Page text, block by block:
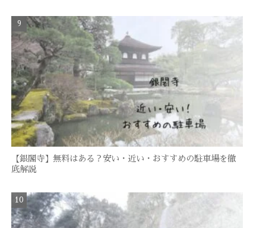
【銀閣寺】無料はある？安い・近い・おすすめの駐車場を徹
底解説